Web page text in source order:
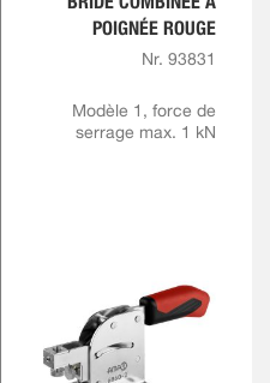
POIGNÉE ROUGE
Nr. 93831
Modèle 1, force de
serrage max. 1 kN